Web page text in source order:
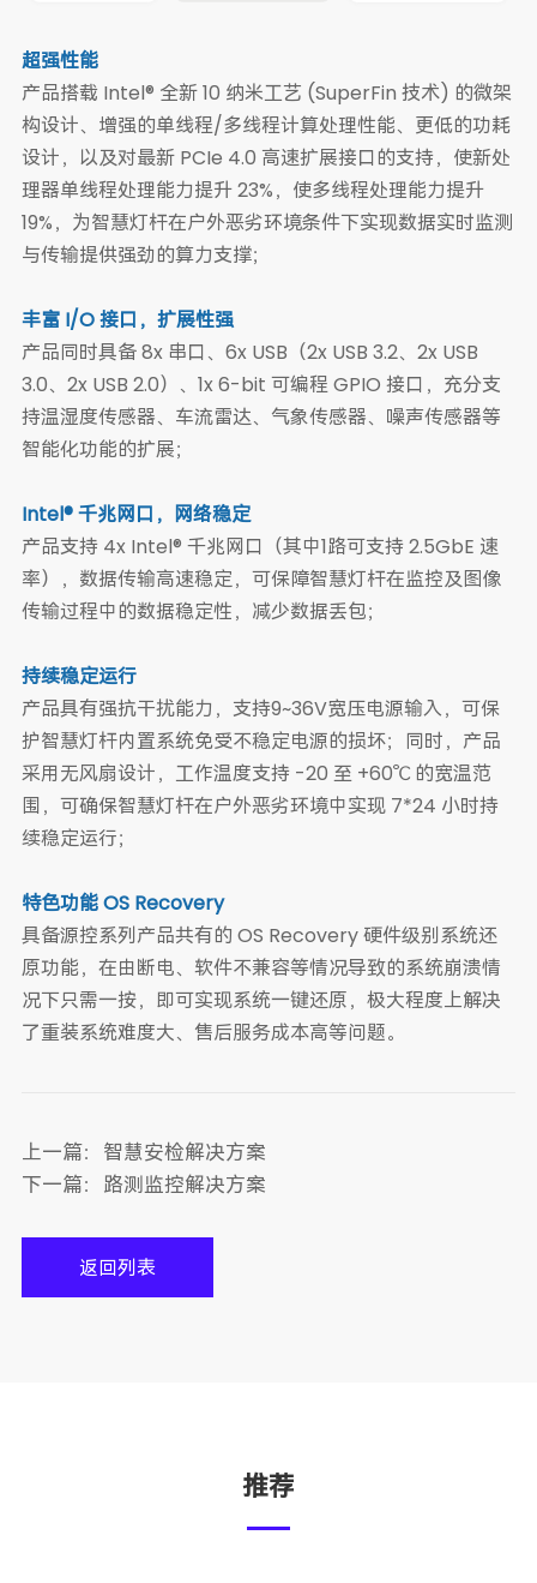
超强性能
产品搭载 Intel® 全新 10 纳米工艺 (SuperFin 技术) 的微架
构设计、增强的单线程/多线程计算处理性能、更低的功耗
设计，以及对最新 PCIe 4.0 高速扩展接口的支持，使新处
理器单线程处理能力提升 23%，使多线程处理能力提升
19%，为智慧灯杆在户外恶劣环境条件下实现数据实时监测
与传输提供强劲的算力支撑；
丰富 I/O 接口，扩展性强
产品同时具备 8x 串口、6x USB（2x USB 3.2、2x USB
3.0、2x USB 2.0）、1x 6-bit 可编程 GPIO 接口，充分支
持温湿度传感器、车流雷达、气象传感器、噪声传感器等
智能化功能的扩展；
Intel® 千兆网口，网络稳定
产品支持 4x Intel® 千兆网口（其中1路可支持 2.5GbE 速
率），数据传输高速稳定，可保障智慧灯杆在监控及图像
传输过程中的数据稳定性，减少数据丢包；
持续稳定运行
产品具有强抗干扰能力，支持9~36V宽压电源输入，可保
护智慧灯杆内置系统免受不稳定电源的损坏；同时，产品
采用无风扇设计，工作温度支持 -20 至 +60℃ 的宽温范
围，可确保智慧灯杆在户外恶劣环境中实现 7*24 小时持
续稳定运行；
特色功能 OS Recovery
具备源控系列产品共有的 OS Recovery 硬件级别系统还
原功能，在由断电、软件不兼容等情况导致的系统崩溃情
况下只需一按，即可实现系统一键还原，极大程度上解决
了重装系统难度大、售后服务成本高等问题。
上一篇： 智慧安检解决方案
下一篇： 路测监控解决方案
返回列表
推荐